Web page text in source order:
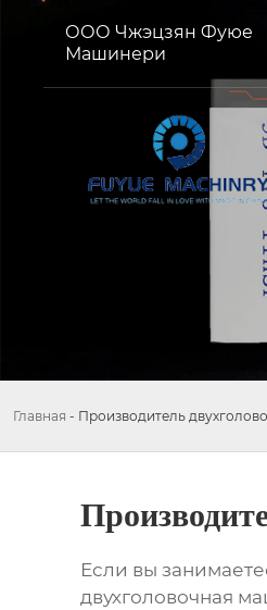
ООО Чжэцзян Фуюе
Машинери
Главная - Производитель
Если вы
двухголовочная